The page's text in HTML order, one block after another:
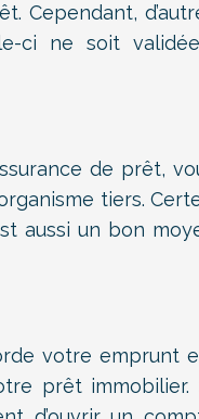
Cependant,
ci ne soit
de prêt,
tiers.
aussi un bon
votre emprunt
prêt immobilier.